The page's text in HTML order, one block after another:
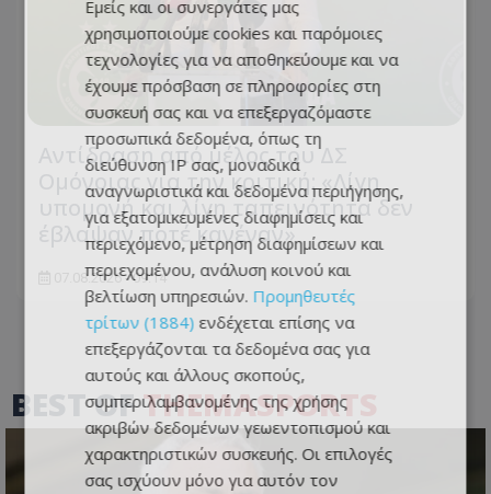
Αντίδραση από μέλος του ΔΣ
Ομόνοιας για την κριτική: «Λίγη
υπομονή και λίγη ταπεινότητα δεν
έβλαψαν ποτέ κανέναν»
07.08.2026 - 09:14
BEST OFTHEMASPORTS
Εμείς και οι συνεργάτες μας
χρησιμοποιούμε cookies και παρόμοιες
τεχνολογίες για να αποθηκεύουμε και να
έχουμε πρόσβαση σε πληροφορίες στη
συσκευή σας και να επεξεργαζόμαστε
προσωπικά δεδομένα, όπως τη
διεύθυνση IP σας, μοναδικά
αναγνωριστικά και δεδομένα περιήγησης,
για εξατομικευμένες διαφημίσεις και
περιεχόμενο, μέτρηση διαφημίσεων και
περιεχομένου, ανάλυση κοινού και
βελτίωση υπηρεσιών. Προμηθευτές
τρίτων (1884) ενδέχεται επίσης να
επεξεργάζονται τα δεδομένα σας για
αυτούς και άλλους σκοπούς,
συμπεριλαμβανομένης της χρήσης
ακριβών δεδομένων γεωεντοπισμού και
χαρακτηριστικών συσκευής. Οι επιλογές
σας ισχύουν μόνο για αυτόν τον